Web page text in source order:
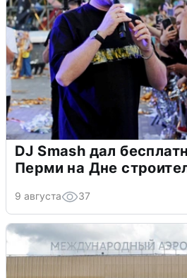
DJ Smash дал
Перми на Дне
9 августа 37